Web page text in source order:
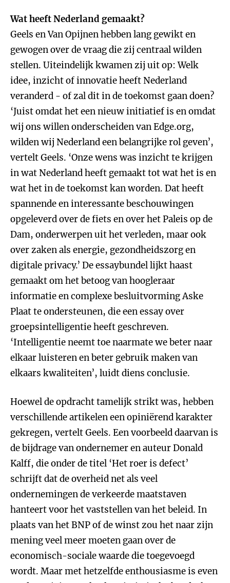
Wat heeft Nederland gemaakt?
Geels en Van Opijnen hebben lang gewikt en
gewogen over de vraag die zij centraal wilden
stellen. Uiteindelijk kwamen zij uit op: Welk
idee, inzicht of innovatie heeft Nederland
veranderd - of zal dit in de toekomst gaan doen?
‘Juist omdat het een nieuw initiatief is en omdat
wij ons willen onderscheiden van Edge.org,
wilden wij Nederland een belangrijke rol geven’,
vertelt Geels. ‘Onze wens was inzicht te krijgen
in wat Nederland heeft gemaakt tot wat het is en
wat het in de toekomst kan worden. Dat heeft
spannende en interessante beschouwingen
opgeleverd over de fiets en over het Paleis op de
Dam, onderwerpen uit het verleden, maar ook
over zaken als energie, gezondheidszorg en
digitale privacy.’ De essaybundel lijkt haast
gemaakt om het betoog van hoogleraar
informatie en complexe besluitvorming Aske
Plaat te ondersteunen, die een essay over
groepsintelligentie heeft geschreven.
‘Intelligentie neemt toe naarmate we beter naar
elkaar luisteren en beter gebruik maken van
elkaars kwaliteiten’, luidt diens conclusie.
Hoewel de opdracht tamelijk strikt was, hebben
verschillende artikelen een opiniërend karakter
gekregen, vertelt Geels. Een voorbeeld daarvan is
de bijdrage van ondernemer en auteur Donald
Kalff, die onder de titel ‘Het roer is defect’
schrijft dat de overheid net als veel
ondernemingen de verkeerde maatstaven
hanteert voor het vaststellen van het beleid. In
plaats van het BNP of de winst zou het naar zijn
mening veel meer moeten gaan over de
economisch-sociale waarde die toegevoegd
wordt. Maar met hetzelfde enthousiasme is even